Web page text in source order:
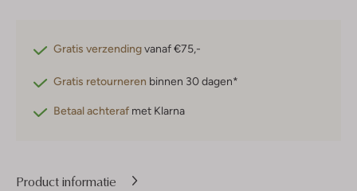
Gratis verzendingvanaf €75,-
Gratis retourneren binnen 30 dagen*
Betaal achteraf met Klarna
Product informatie